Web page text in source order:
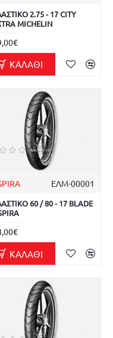
2.75 - 17 CITY
MICHELIN
ΚΑΛΆΘΙ
ΕΛΜ-00001
60 / 80 - 17 BLADE
ΚΑΛΆΘΙ